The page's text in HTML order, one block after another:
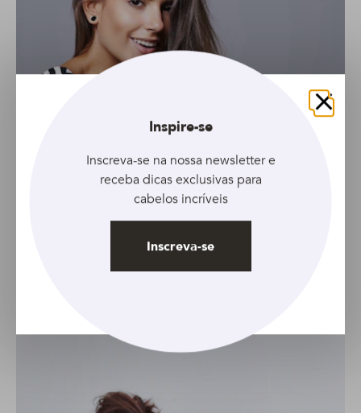
Fechar
Inspire-se
Inscreva-se na nossa newsletter e
receba dicas exclusivas para
cabelos incríveis
Inscreva-se